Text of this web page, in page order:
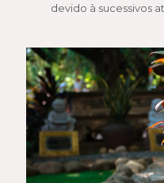
devido à sucessivos